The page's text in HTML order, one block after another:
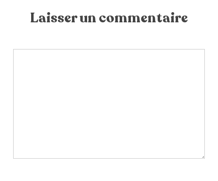
Laisser un commentaire